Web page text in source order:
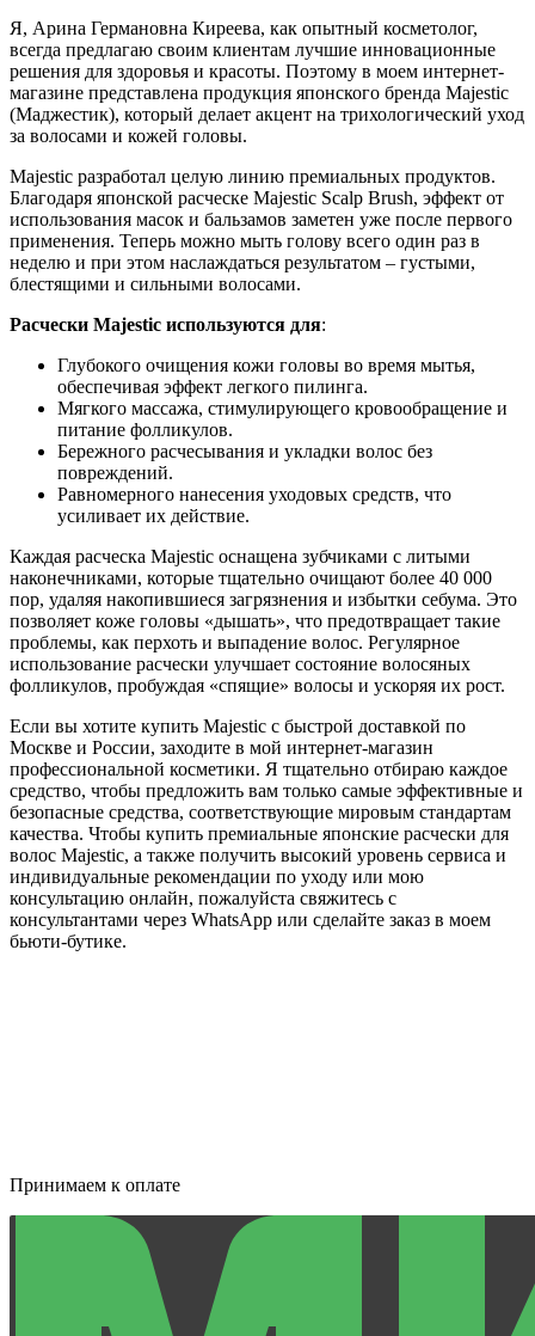
Я, Арина Германовна Киреева, как опытный косметолог,
всегда предлагаю своим клиентам лучшие инновационные
решения для здоровья и красоты. Поэтому в моем интернет-
магазине представлена продукция японского бренда Majestic
(Маджестик), который делает акцент на трихологический уход
за волосами и кожей головы.
Majestic разработал целую линию премиальных продуктов.
Благодаря японской расческе Majestic Scalp Brush, эффект от
использования масок и бальзамов заметен уже после первого
применения. Теперь можно мыть голову всего один раз в
неделю и при этом наслаждаться результатом – густыми,
блестящими и сильными волосами.
Расчески Majestic используются для:
Глубокого очищения кожи головы во время мытья,
обеспечивая эффект легкого пилинга.
Мягкого массажа, стимулирующего кровообращение и
питание фолликулов.
Бережного расчесывания и укладки волос без
повреждений.
Равномерного нанесения уходовых средств, что
усиливает их действие.
Каждая расческа Majestic оснащена зубчиками с литыми
наконечниками, которые тщательно очищают более 40 000
пор, удаляя накопившиеся загрязнения и избытки себума. Это
позволяет коже головы «дышать», что предотвращает такие
проблемы, как перхоть и выпадение волос. Регулярное
использование расчески улучшает состояние волосяных
фолликулов, пробуждая «спящие» волосы и ускоряя их рост.
Если вы хотите купить Majestic с быстрой доставкой по
Москве и России, заходите в мой интернет-магазин
профессиональной косметики. Я тщательно отбираю каждое
средство, чтобы предложить вам только самые эффективные и
безопасные средства, соответствующие мировым стандартам
качества. Чтобы купить премиальные японские расчески для
волос Majestic, а также получить высокий уровень сервиса и
индивидуальные рекомендации по уходу или мою
консультацию онлайн, пожалуйста свяжитесь с
консультантами через WhatsApp или сделайте заказ в моем
бьюти-бутике.
Принимаем к оплате